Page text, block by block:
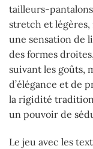
tailleurs-
stretch et
une sensation de
des formes
suivant les goûts,
d’élégance et de
la rigidité
un pouvoir de
Le jeu avec les